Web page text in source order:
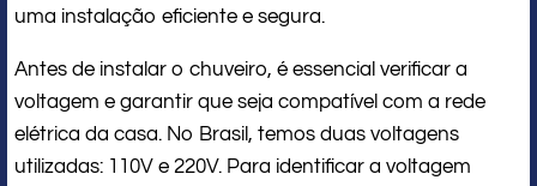
uma instalação eficiente e segura.
Antes de instalar o chuveiro, é essencial verificar a
voltagem e garantir que seja compatível com a rede
elétrica da casa. No Brasil, temos duas voltagens
utilizadas: 110V e 220V. Para identificar a voltagem